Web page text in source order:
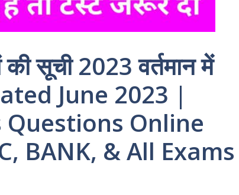
सूची 2023 वर्तमान में
June 2023 |
Online
BANK, & All Exams